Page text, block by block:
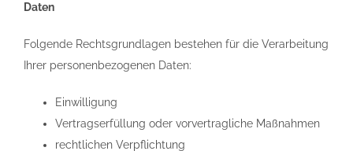
Daten
Folgende Rechtsgrundlagen bestehen für die Verarbeitung
Ihrer personenbezogenen Daten:
Einwilligung
Vertragserfüllung oder vorvertragliche Maßnahmen
rechtlichen Verpflichtung